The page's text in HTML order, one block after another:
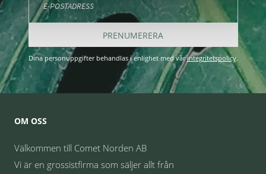
PRENUMERERA
Dina personuppgifter behandlas i enlighet med vårintegritetspolicy.
OM OSS
Välkommen till Comet Norden AB
Vi är en grossistfirma som säljer allt från